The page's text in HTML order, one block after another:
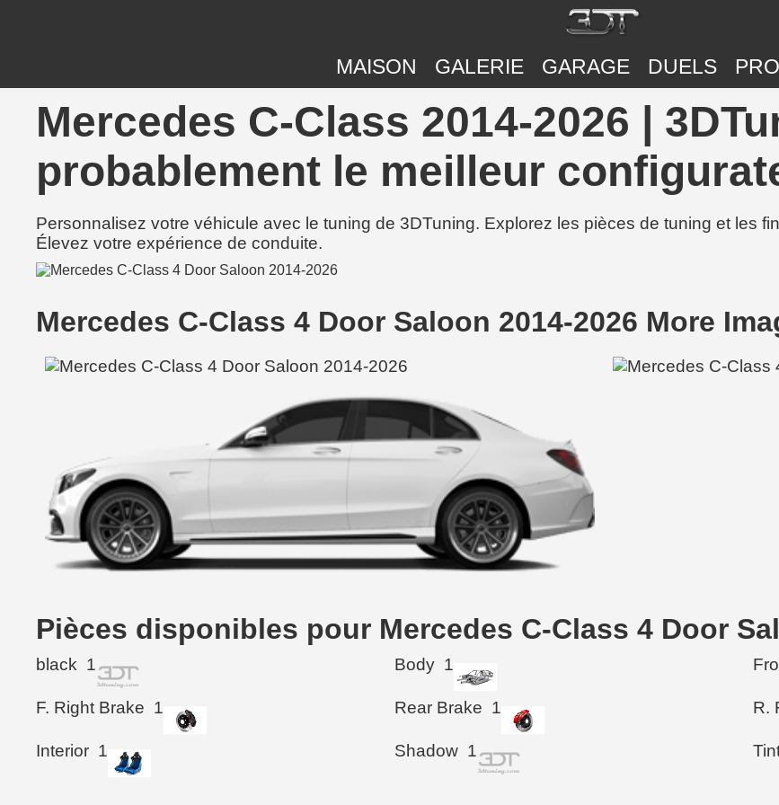
MAISON GALERIE GARAGE DUELS
Mercedes C-Class 2014-2026 |
probablement le meilleur
Personnalisez votre véhicule avec le tuning de 3DTuning. Explorez les pièces de tuning et les
Élevez votre expérience de conduite.
Mercedes C-Class 4 Door Saloon 2014-2026 More
Pièces disponibles pour Mercedes C-Class 4 Door
black 1 Body 1
F. Right Brake 1 Rear Brake 1 R.
Interior 1 Shadow 1